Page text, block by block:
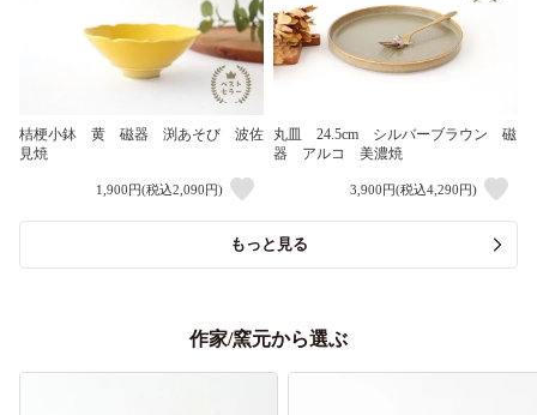
桔梗小鉢 黄 磁器 渕あそび 波佐
見焼
1,900円(税込2,090円)
丸皿 24.5cm シルバーブラウン 磁
器 アルコ 美濃焼
3,900円(税込4,290円)
もっと見る
作家/窯元から選ぶ